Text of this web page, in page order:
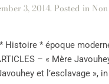
3, 2014. Posted in
Histoire * époque
– « Mère
et l’esclavage